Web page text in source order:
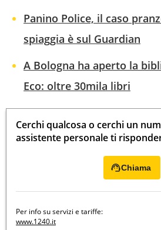
Panino Police, il caso
spiaggia è sul Guardian
A Bologna ha aperto la
Eco: oltre 30mila libri
Cerchi qualcosa o cerchi un
assistente personale ti
Chiama
Per info su servizi e tariffe:
www.1240.it